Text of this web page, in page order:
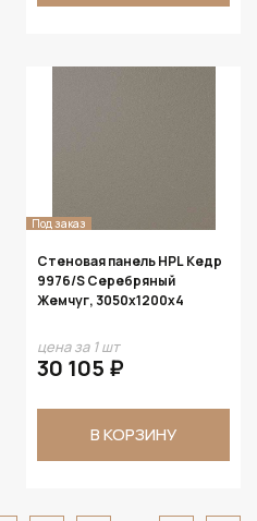
Под заказ
Стеновая панель HPL Кедр
9976/S Серебряный
Жемчуг, 3050х1200х4
цена за 1 шт
30 105 ₽
В КОРЗИНУ